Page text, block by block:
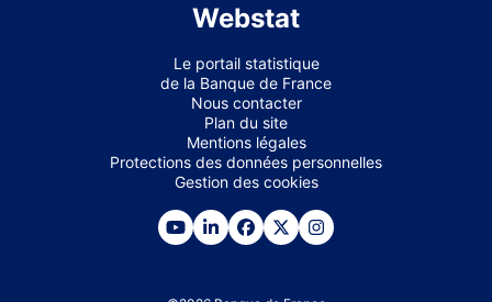
Webstat
Le portail statistique
de la Banque de France
Nous contacter
Plan du site
Mentions légales
Protections des données personnelles
Gestion des cookies